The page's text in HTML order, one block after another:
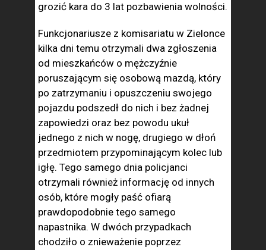
grozić kara do 3 lat pozbawienia wolności.
Funkcjonariusze z komisariatu w Zielonce
kilka dni temu otrzymali dwa zgłoszenia
od mieszkańców o mężczyźnie
poruszającym się osobową mazdą, który
po zatrzymaniu i opuszczeniu swojego
pojazdu podszedł do nich i bez żadnej
zapowiedzi oraz bez powodu ukuł
jednego z nich w nogę, drugiego w dłoń
przedmiotem przypominającym kolec lub
igłę. Tego samego dnia policjanci
otrzymali również informację od innych
osób, które mogły paść ofiarą
prawdopodobnie tego samego
napastnika. W dwóch przypadkach
chodziło o znieważenie poprzez